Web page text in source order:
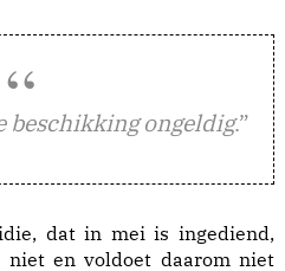
beschikking ongeldig.”
dat in mei is ingediend,
niet en voldoet daarom niet